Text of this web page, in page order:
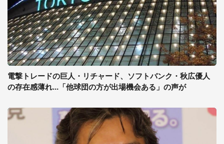
電撃トレードの巨人・リチャード、ソフトバンク・秋広優人
の存在感薄れ...「他球団の方が出場機会ある」の声が